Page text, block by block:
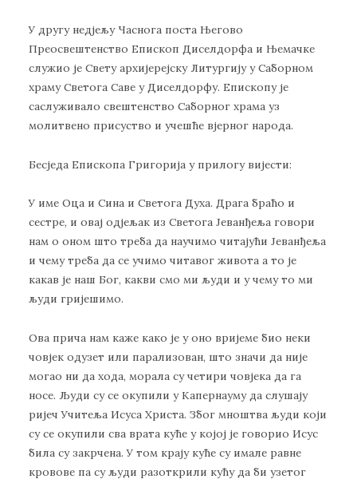
У другу недјељу Часнога поста Његово
Преосвештенство Епископ Диселдорфа и Њемачке
служио је Свету архијерејску Литургију у Саборном
храму Светога Саве у Диселдорфу. Епископу је
саслуживало свештенство Саборног храма уз
молитвено присуство и учешће вјерног народа.
Бесједа Епископа Григорија у прилогу вијести:
У име Оца и Сина и Светога Духа. Драга браћо и
сестре, и овај одјељак из Светога Јеванђеља говори
нам о оном што треба да научимо читајући Јеванђеља
и чему треба да се учимо читавог живота а то је
какав је наш Бог, какви смо ми људи и у чему то ми
људи гријешимо.
Ова прича нам каже како је у оно вријеме био неки
човјек одузет или парализован, што значи да није
могао ни да хода, морала су четири човјека да га
носе. Људи су се окупили у Капернауму да слушају
ријеч Учитеља Исуса Христа. Због мноштва људи који
су се окупили сва врата куће у којој је говорио Исус
била су закрчена. У том крају куће су имале равне
кровове па су људи разоткрили кућу да би узетог